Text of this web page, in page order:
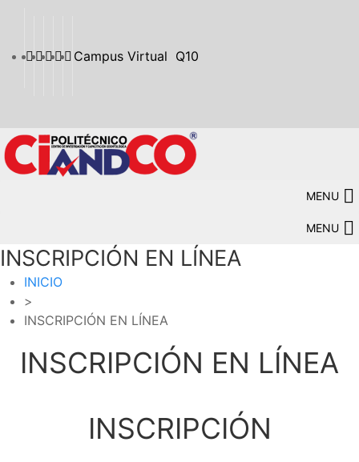
Campus Virtual Q10
MENU
MENU
INSCRIPCIÓN EN LÍNEA
INICIO
>
INSCRIPCIÓN EN LÍNEA
INSCRIPCIÓN EN LÍNEA
INSCRIPCIÓN